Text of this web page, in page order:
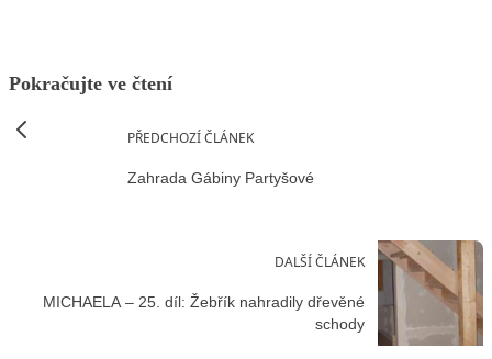
Pokračujte ve čtení
PŘEDCHOZÍ ČLÁNEK
Zahrada Gábiny Partyšové
DALŠÍ ČLÁNEK
MICHAELA – 25. díl: Žebřík nahradily dřevěné
schody